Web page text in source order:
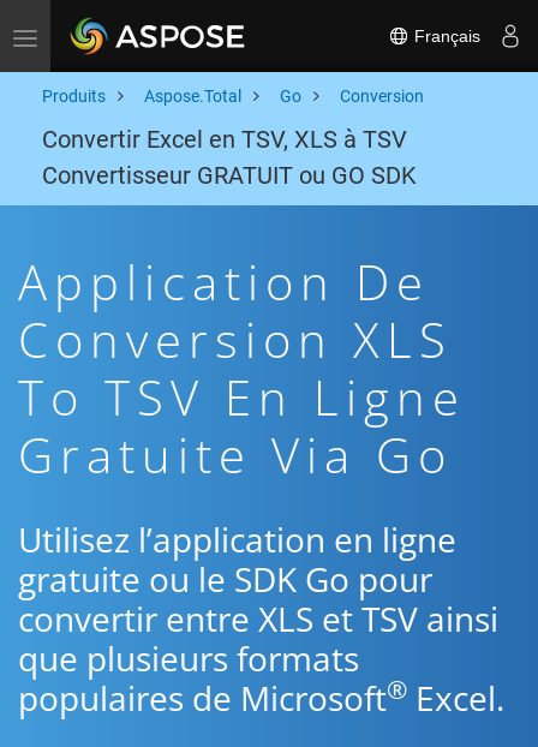
Toggle navigation Français
Produits Aspose.Total Go Conversion
Convertir Excel en TSV, XLS à TSV
Convertisseur GRATUIT ou GO SDK
Application De
Conversion XLS
To TSV En Ligne
Gratuite Via Go
Utilisez l’application en ligne
gratuite ou le SDK Go pour
convertir entre XLS et TSV ainsi
que plusieurs formats
populaires de Microsoft® Excel.